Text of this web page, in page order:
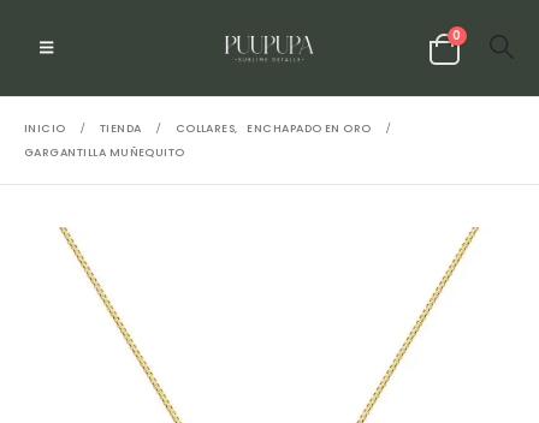
0
INICIO TIENDA COLLARES,
ENCHAPADO EN ORO
GARGANTILLA MUÑEQUITO